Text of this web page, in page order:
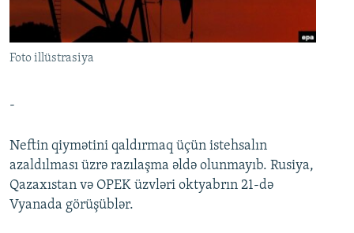
İNFOQRAFIKA
KARIKATURA
AZƏRBAYCAN ƏDƏBIYYATI KITABXANASI
İSLAM VƏ DEMOKRATIYA
MISSIYAMIZ
PEŞƏ ETIKASI VƏ JURNALISTIKA STANDARTLARIMIZ
XƏBƏR BÜLLETENLƏRIMIZ
BIZI IZLƏ
Foto illüstrasiya
-
Neftin qiymətini qaldırmaq üçün istehsalın
azaldılması üzrə razılaşma əldə olunmayıb. Rusiya,
Qazaxıstan və OPEK üzvləri oktyabrın 21-də
Vyanada görüşüblər.